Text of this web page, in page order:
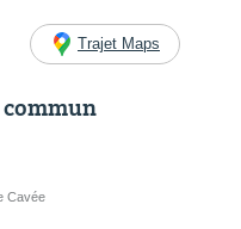
Trajet Maps
Cavée